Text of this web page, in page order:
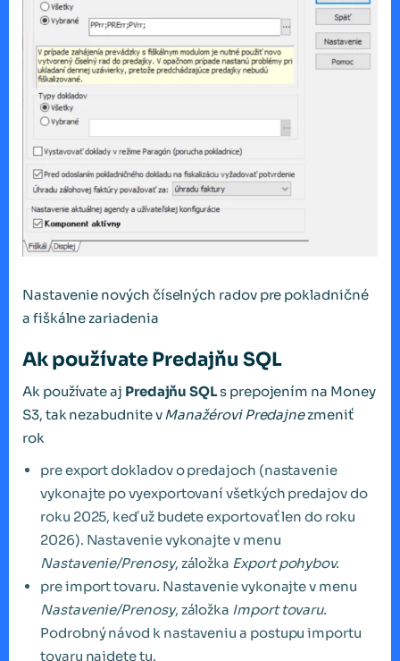
Nastavenie nových číselných radov pre pokladničné
a fiškálne zariadenia
Ak používate Predajňu SQL
Ak používate aj Predajňu SQLs prepojením na Money
S3, tak nezabudnite vManažérovi Predajnezmeniť
rok
pre export dokladov o predajoch (nastavenie
vykonajte po vyexportovaní všetkých predajov do
roku 2025, keď už budete exportovať len do roku
2026). Nastavenie vykonajte v menu
Nastavenie/Prenosy, záložka Export pohybov.
pre import tovaru. Nastavenie vykonajte v menu
Nastavenie/Prenosy, záložka Import tovaru.
Podrobný návod k nastaveniu a postupu importu
tovaru najdetetu.